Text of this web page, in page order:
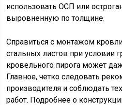
использовать ОСП или
выровненную по толщине.
Справиться с монтажом
стальных листов при условии
кровельного пирога может
Главное, четко следовать
производителя и соблюдать
работ. Подробнее о